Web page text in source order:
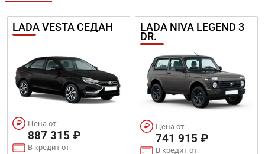
LADA VESTA СЕДАН
Цена от:
887 315 ₽
В кредит от:
LADA NIVA LEGEND 3
DR.
Цена от:
741 915 ₽
В кредит от: